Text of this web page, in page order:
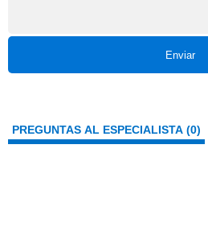
Enviar
PREGUNTAS AL ESPECIALISTA (0)